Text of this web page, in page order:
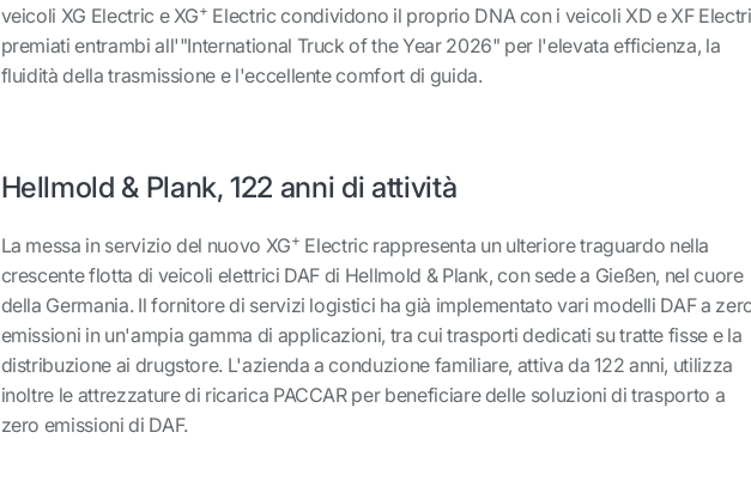
veicoli XG Electric e XG+ Electric condividono il proprio DNA con i veicoli XD e XF
premiati entrambi all'"International Truck of the Year 2026" per l'elevata efficienza, la
fluidità della trasmissione e l'eccellente comfort di guida.
Hellmold & Plank, 122 anni di attività
La messa in servizio del nuovo XG+ Electric rappresenta un ulteriore traguardo nella
crescente flotta di veicoli elettrici DAF di Hellmold & Plank, con sede a Gießen, nel cuore
della Germania. Il fornitore di servizi logistici ha già implementato vari modelli DAF a
emissioni in un'ampia gamma di applicazioni, tra cui trasporti dedicati su tratte fisse e la
distribuzione ai drugstore. L'azienda a conduzione familiare, attiva da 122 anni, utilizza
inoltre le attrezzature di ricarica PACCAR per beneficiare delle soluzioni di trasporto a
zero emissioni di DAF.